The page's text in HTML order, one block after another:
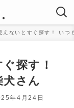
えないとすぐ探す！ いつ
探す！
さん
年4月24日